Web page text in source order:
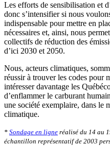
Les efforts de sensibilisation et
donc s’intensifier si nous
indispensable pour mettre en
nécessaires et, ainsi, nous
collectifs de réduction des
d’ici 2030 et 2050.
Nous, acteurs climatiques,
réussir à trouver les codes pour
intéresser davantage les
d’enflammer le carburant
une société exemplaire, dans le
climatique.
* Sondage en ligne réalisé du 14 au
échantillon représentatif de 2003